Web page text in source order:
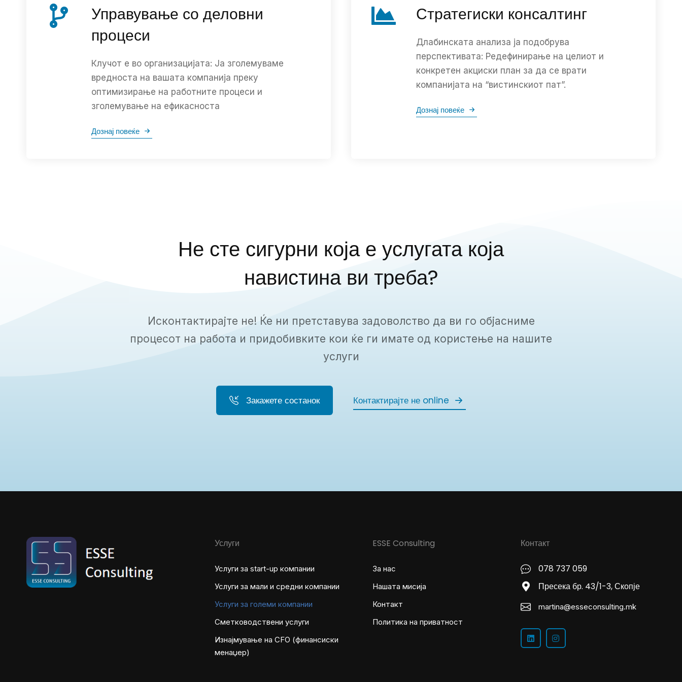
Управување со деловни
процеси
Клучот е во организацијата: Ја зголемуваме
вредноста на вашата компанија преку
оптимизирање на работните процеси и
зголемување на ефикасноста
Дознај повеќе
Стратегиски консалтинг
Длабинската анализа ја подобрува
перспективата: Редефинирање на целиот и
конкретен акциски план за да се врати
компанијата на “вистинскиот пат”.
Дознај повеќе
Не сте сигурни која е услугата која
навистина ви треба?
Исконтактирајте не! Ќе ни претставува задоволство да ви го објасниме
процесот на работа и придобивките кои ќе ги имате од користење на нашите
услуги
Закажете состанок Контактирајте не online
Услуги
Услуги за start-up компании
Услуги за мали и средни компании
Услуги за големи компании
Сметководствени услуги
Изнајмување на CFO (финансиски
менаџер)
ESSE Consulting
За нас
Нашата мисија
Контакт
Политика на приватност
Контакт
078 737 059
Пресека бр. 43/1-3, Скопје
martina@esseconsulting.mk